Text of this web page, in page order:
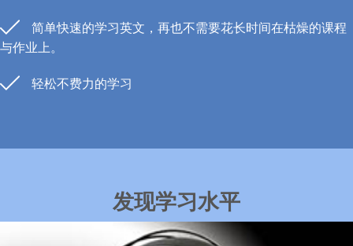
简单快速的学习英文，再也不需要花长时间在枯燥的课程
与作业上。
轻松不费力的学习
发现学习水平